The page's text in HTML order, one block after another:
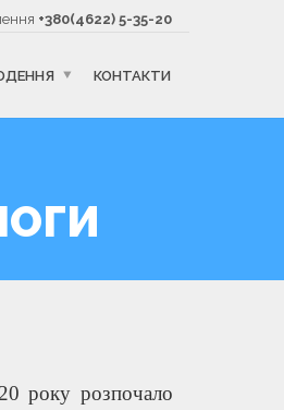
+380(4622) 5-35-20
КОНТАКТИ
року розпочало